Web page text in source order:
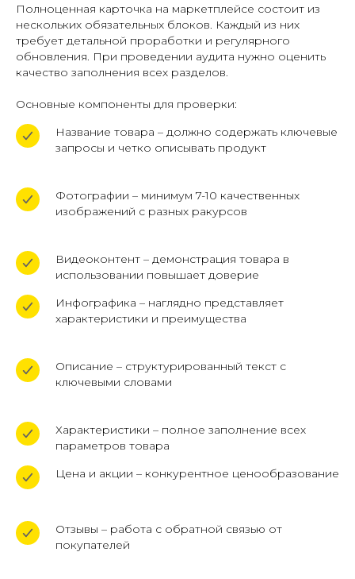
Полноценная карточка на маркетплейсе состоит из
нескольких обязательных блоков. Каждый из них
требует детальной проработки и регулярного
обновления. При проведении аудита нужно оценить
качество заполнения всех разделов.
Основные компоненты для проверки:
Название товара – должно содержать ключевые
запросы и четко описывать продукт
Фотографии – минимум 7-10 качественных
изображений с разных ракурсов
Видеоконтент – демонстрация товара в
использовании повышает доверие
Инфографика – наглядно представляет
характеристики и преимущества
Описание – структурированный текст с
ключевыми словами
Характеристики – полное заполнение всех
параметров товара
Цена и акции – конкурентное ценообразование
Отзывы – работа с обратной связью от
покупателей